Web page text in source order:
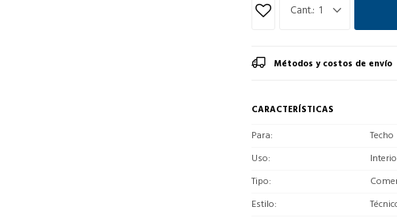
1
Métodos y costos de envío
CARACTERÍSTICAS
Para
Techo
Uso
Tipo
Estilo